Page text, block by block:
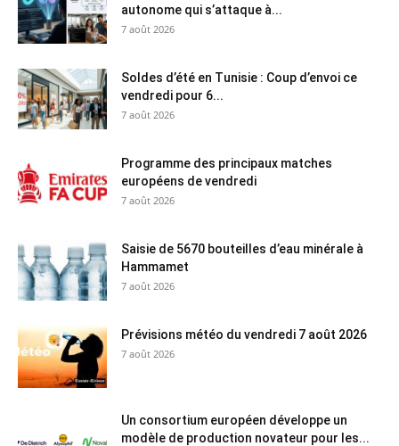
autonome qui s’attaque à...
7 août 2026
Soldes d’été en Tunisie : Coup d’envoi ce
vendredi pour 6...
7 août 2026
Programme des principaux matches
européens de vendredi
7 août 2026
Saisie de 5670 bouteilles d’eau minérale à
Hammamet
7 août 2026
Prévisions météo du vendredi 7 août 2026
7 août 2026
Un consortium européen développe un
modèle de production novateur pour les...